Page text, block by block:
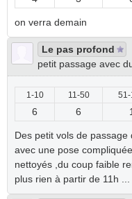
on verra demain
Le pas profond
petit passage avec
1-10 11-50
6 6 1
Des petit vols de
avec une pose
nettoyés ,du coup faible
plus rien à partir de 11h ...